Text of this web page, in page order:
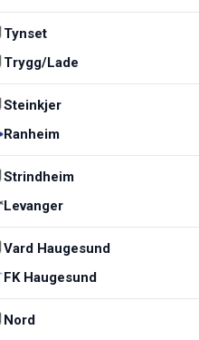
Tynset
Trygg/Lade
Steinkjer
Ranheim
Strindheim
Levanger
Vard Haugesund
FK Haugesund
Nord